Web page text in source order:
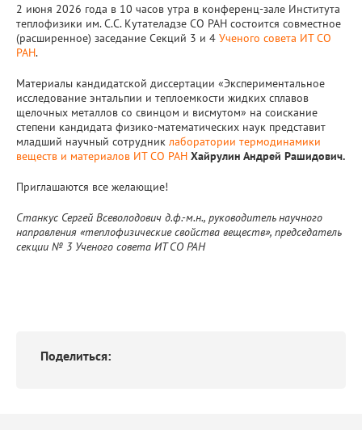
2 июня 2026 года в 10 часов утра в конференц-зале Института
теплофизики им. С.С. Кутателадзе СО РАН состоится совместное
(расширенное) заседание Секций 3 и 4 Ученого совета ИТ СО
РАН.
Материалы кандидатской диссертации «Экспериментальное
исследование энтальпии и теплоемкости жидких сплавов
щелочных металлов со свинцом и висмутом» на соискание
степени кандидата физико-математических наук представит
младший научный сотрудник лаборатории термодинамики
веществ и материалов ИТ СО РАН Хайрулин Андрей Рашидович.
Приглашаются все желающие!
Станкус Сергей Всеволодович д.ф.-м.н., руководитель научного
направления «теплофизические свойства веществ», председатель
секции № 3 Ученого совета ИТ СО РАН
Поделиться: